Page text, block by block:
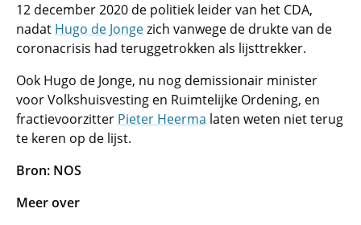
12 december 2020 de politiek leider van het CDA,
nadat Hugo de Jongezich vanwege de drukte van de
coronacrisis had teruggetrokken als lijsttrekker.
Ook Hugo de Jonge, nu nog demissionair minister
voor Volkshuisvesting en Ruimtelijke Ordening, en
fractievoorzitter Pieter Heerma laten weten niet terug
te keren op de lijst.
Bron: NOS
Meer over